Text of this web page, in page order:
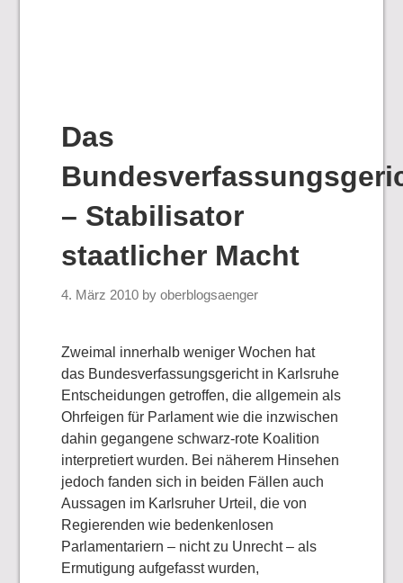
Das
– Stabilisator
staatlicher Macht
4. März 2010 byoberblogsaenger
Zweimal innerhalb weniger Wochen hat
das Bundesverfassungsgericht in Karlsruhe
Entscheidungen getroffen, die allgemein als
Ohrfeigen für Parlament wie die inzwischen
dahin gegangene schwarz-rote Koalition
interpretiert wurden. Bei näherem Hinsehen
jedoch fanden sich in beiden Fällen auch
Aussagen im Karlsruher Urteil, die von
Regierenden wie bedenkenlosen
Parlamentariern – nicht zu Unrecht – als
Ermutigung aufgefasst wurden,